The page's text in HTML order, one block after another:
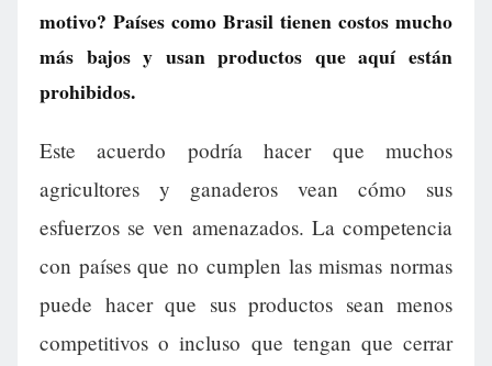
motivo? Países como Brasil tienen costos mucho
más bajos y usan productos que aquí están
prohibidos.
Este acuerdo podría hacer que muchos
agricultores y ganaderos vean cómo sus
esfuerzos se ven amenazados. La competencia
con países que no cumplen las mismas normas
puede hacer que sus productos sean menos
competitivos o incluso que tengan que cerrar